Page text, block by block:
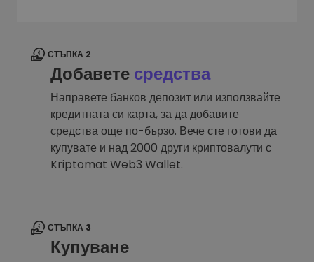
СТЪПКА 2
Добавете средства
Направете банков депозит или използвайте
кредитната си карта, за да добавите
средства още по-бързо. Вече сте готови да
купувате и над 2000 други криптовалути с
Kriptomat Web3 Wallet.
СТЪПКА 3
Купуване